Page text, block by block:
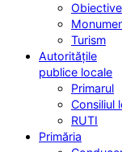
Turism
Autoritățile
publice locale
Primarul
Consiliul
RUTI
Primăria